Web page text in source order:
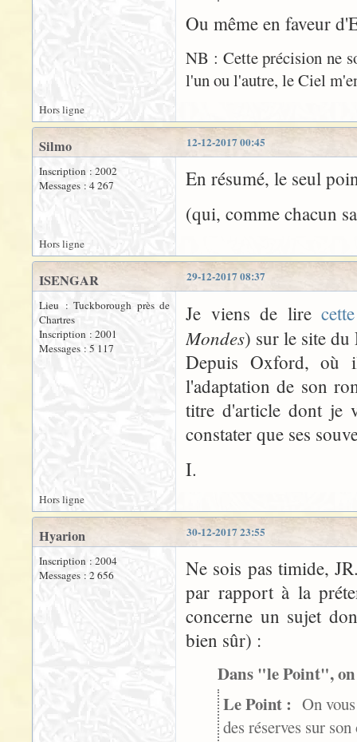
Ou même en faveur
NB : Cette précision ne
l'un ou l'autre, le Ciel
Hors ligne
12-12-2017 00:45
Silmo
Inscription : 2002
Messages : 4 267
En résumé, le seul
(qui, comme chacun
Hors ligne
29-12-2017 08:37
ISENGAR
Lieu : Tuckborough près de
Chartres
Inscription : 2001
Messages : 5 117
Je viens de lire
Mondes) sur le site
Depuis Oxford, où
l'adaptation de son
titre d'article dont je
constater que ses
I.
Hors ligne
30-12-2017 23:55
Hyarion
Inscription : 2004
Messages : 2 656
Ne sois pas timide,
par rapport à la
concerne un sujet
bien sûr) :
Dans "le Point",
Le Point : On
des réserves sur